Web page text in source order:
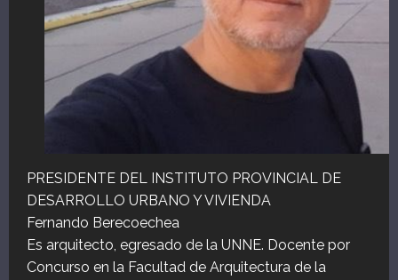
PRESIDENTE DEL INSTITUTO PROVINCIAL DE
DESARROLLO URBANO Y VIVIENDA
Fernando Berecoechea
Es arquitecto, egresado de la UNNE. Docente por
Concurso en la Facultad de Arquitectura de la